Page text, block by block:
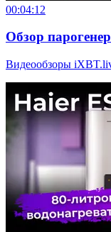
00:04:12
Обзор
Видеообзоры